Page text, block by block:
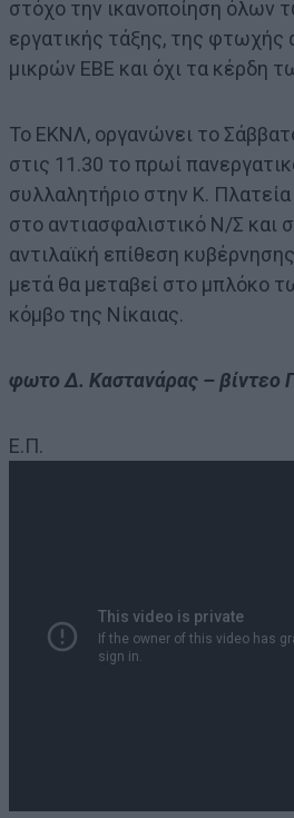
στόχο την ικανοποίηση όλων
εργατικής τάξης, της φτωχής
μικρών ΕΒΕ και όχι τα κέρδη
Το ΕΚΝΛ, οργανώνει το
στις 11.30 το πρωί
συλλαλητήριο στην Κ.
στο αντιασφαλιστικό Ν/Σ και
αντιλαϊκή επίθεση
μετά θα μεταβεί στο μπλόκο
κόμβο της Νίκαιας.
φωτο Δ. Καστανάρας – βίντεο
Ε.Π.